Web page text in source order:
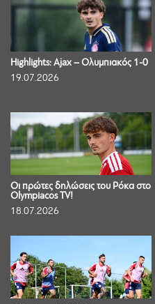
Highlights: Ajax – Ολυμπιακός 1-0
19.07.2026
Οι πρώτες δηλώσεις του Ρόκα στο
Olympiacos TV!
18.07.2026